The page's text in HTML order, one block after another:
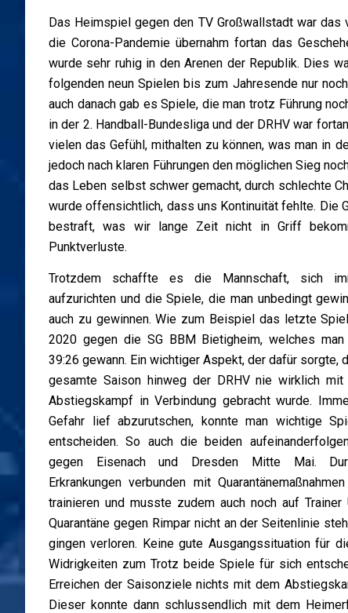
Das Heimspiel gegen den TV Großwallstadt war
die Corona-Pandemie übernahm fortan das
wurde sehr ruhig in den Arenen der Republik. Dies
folgenden neun Spielen bis zum Jahresende nur
auch danach gab es Spiele, die man trotz Führung
in der 2. Handball-Bundesliga und der DRHV war
vielen das Gefühl, mithalten zu können, was man in
jedoch nach klaren Führungen den möglichen Sieg
das Leben selbst schwer gemacht, durch schlechte
wurde offensichtlich, dass uns Kontinuität fehlte. Die
bestraft, was wir lange Zeit nicht in Griff
Punktverluste.
Trotzdem schaffte es die Mannschaft, sich
aufzurichten und die Spiele, die man unbedingt
auch zu gewinnen. Wie zum Beispiel das letzte
2020 gegen die SG BBM Bietigheim, welches
39:26 gewann. Ein wichtiger Aspekt, der dafür sorgte,
gesamte Saison hinweg der DRHV nie wirklich mit
Abstiegskampf in Verbindung gebracht wurde.
Gefahr lief abzurutschen, konnte man wichtige
entscheiden. So auch die beiden
gegen Eisenach und Dresden Mitte Mai.
Erkrankungen verbunden mit
trainieren und musste zudem auch noch auf
Quarantäne gegen Rimpar nicht an der Seitenlinie
gingen verloren. Keine gute Ausgangssituation für
Widrigkeiten zum Trotz beide Spiele für sich
Erreichen der Saisonziele nichts mit dem
Dieser konnte dann schlussendlich mit dem